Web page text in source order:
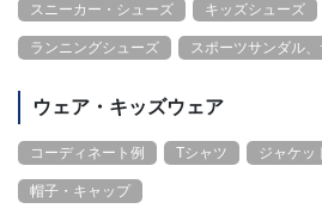
スニーカー・シューズ キッズシューズ
ランニングシューズ スポーツサンダル
ウェア・キッズウェア
コーディネート例 Tシャツ ジャケッ
帽子・キャップ